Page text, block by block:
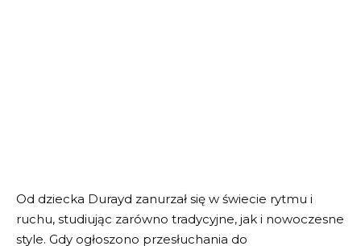
Od dziecka Durayd zanurzał się w świecie rytmu i
ruchu, studiując zarówno tradycyjne, jak i nowoczesne
style. Gdy ogłoszono przesłuchania do